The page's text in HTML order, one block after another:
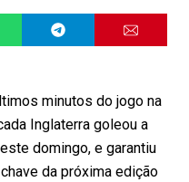
minutos do jogo na
Inglaterra goleou a
domingo, e garantiu
da próxima edição